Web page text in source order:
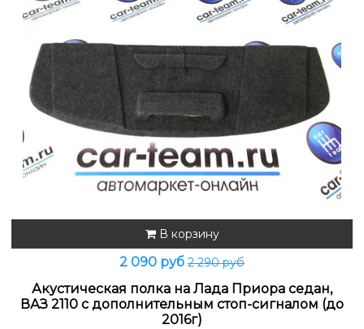
В корзину
2 090 руб 2 290 руб
Акустическая полка на Лада Приора седан,
ВАЗ 2110 с дополнительным стоп-сигналом (до
2016г)